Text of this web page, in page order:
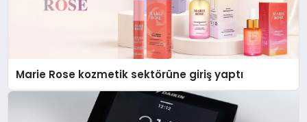
Marie Rose kozmetik sektörüne giriş yaptı